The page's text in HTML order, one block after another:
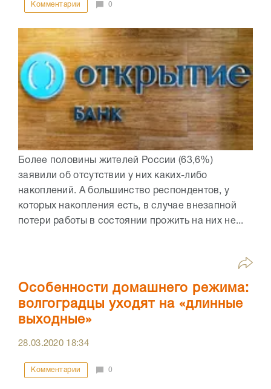
Комментарии 0
Более половины жителей России (63,6%)
заявили об отсутствии у них каких-либо
накоплений. А большинство респондентов, у
которых накопления есть, в случае внезапной
потери работы в состоянии прожить на них не...
Особенности домашнего режима:
волгоградцы уходят на «длинные
выходные»
28.03.2020 18:34
Комментарии 0